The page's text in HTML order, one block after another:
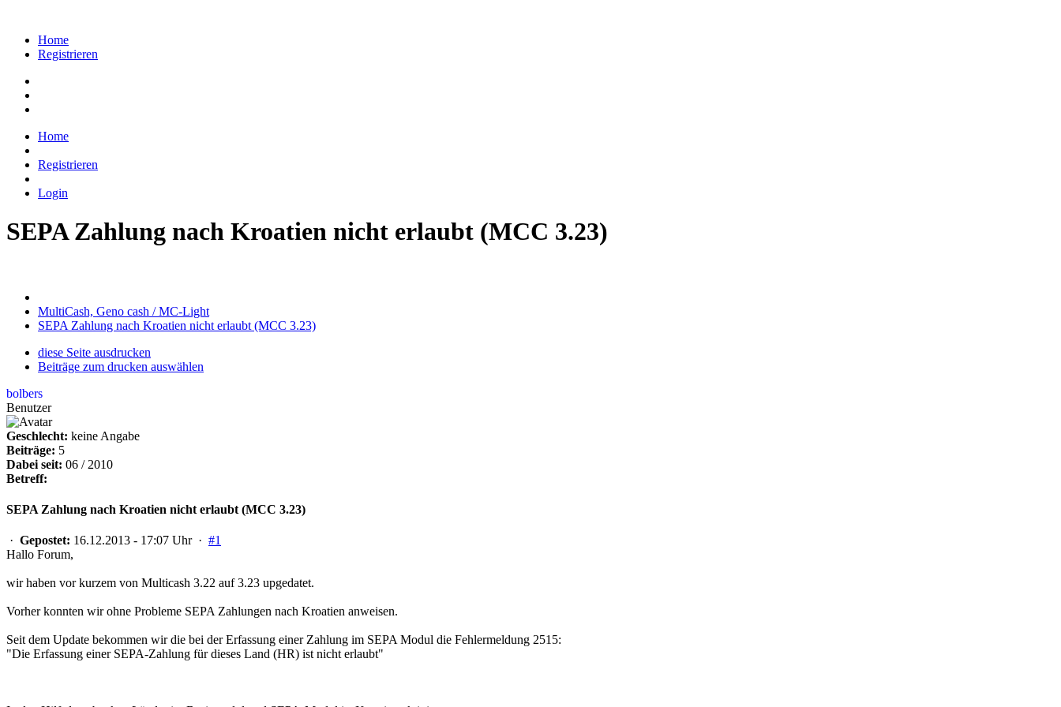
Home
Registrieren
Home
Registrieren
Login
SEPA Zahlung nach Kroatien nicht erlaubt (MCC 3.23)
MultiCash, Geno cash / MC-Light
SEPA Zahlung nach Kroatien nicht erlaubt (MCC 3.23)
diese Seite ausdrucken
Beiträge zum drucken auswählen
bolbers
Benutzer
Geschlecht: keine Angabe
Beiträge: 5
Dabei seit: 06 / 2010
Betreff:
SEPA Zahlung nach Kroatien nicht erlaubt (MCC 3.23)
· Gepostet: 16.12.2013 - 17:07 Uhr · #1
Hallo Forum,
wir haben vor kurzem von Multicash 3.22 auf 3.23 upgedatet.
Vorher konnten wir ohne Probleme SEPA Zahlungen nach Kroatien anweisen.
Seit dem Update bekommen wir die bei der Erfassung einer Zahlung im SEPA Modul die Fehlermeldung 2515:
"Die Erfassung einer SEPA-Zahlung für dieses Land (HR) ist nicht erlaubt"